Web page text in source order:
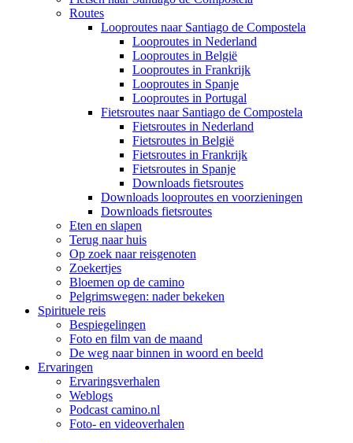
Routes
Looproutes naar Santiago de Compostela
Looproutes in Nederland
Looproutes in België
Looproutes in Frankrijk
Looproutes in Spanje
Looproutes in Portugal
Fietsroutes naar Santiago de Compostela
Fietsroutes in Nederland
Fietsroutes in België
Fietsroutes in Frankrijk
Fietsroutes in Spanje
Downloads fietsroutes
Downloads looproutes en voorzieningen
Downloads fietsroutes
Eten en slapen
Terug naar huis
Op zoek naar reisgenoten
Zoekertjes
Bloemen op de camino
Pelgrimswegen: nader bekeken
Spirituele reis
Bespiegelingen
Foto en film van de maand
De weg naar binnen in woord en beeld
Ervaringen
Ervaringsverhalen
Weblogs
Podcast camino.nl
Foto- en videoverhalen